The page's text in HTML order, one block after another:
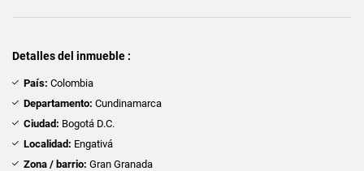
Detalles del inmueble :
País: Colombia
Departamento: Cundinamarca
Ciudad: Bogotá D.C.
Localidad: Engativá
Zona / barrio: Gran Granada